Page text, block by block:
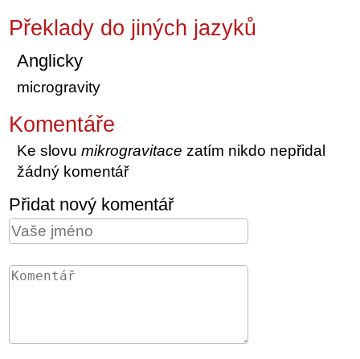
Překlady do jiných jazyků
Anglicky
microgravity
Komentáře
Ke slovumikrogravitace zatím nikdo nepřidal
žádný komentář
Přidat nový komentář